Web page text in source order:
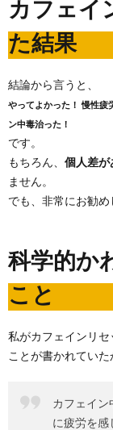
カフェイ
た結果
結論から言うと、
やってよかった！ 慢性疲
ン中毒治った！
です。
もちろん、 個人差が
ません。
でも、非常にお勧め
科学的か
こと
私がカフェインリ
ことが書かれていた
カフェイン
に疲労を感